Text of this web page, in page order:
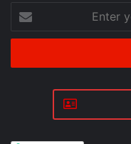
your
Email